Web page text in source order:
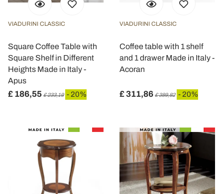
VIADURINI CLASSIC
Square Coffee Table with
Square Shelf in Different
Heights Made in Italy -
Apus
£ 186,55 £ 233,19 - 20%
VIADURINI CLASSIC
Coffee table with 1 shelf
and 1 drawer Made in Italy -
Acoran
£ 311,86 £ 389,82 - 20%